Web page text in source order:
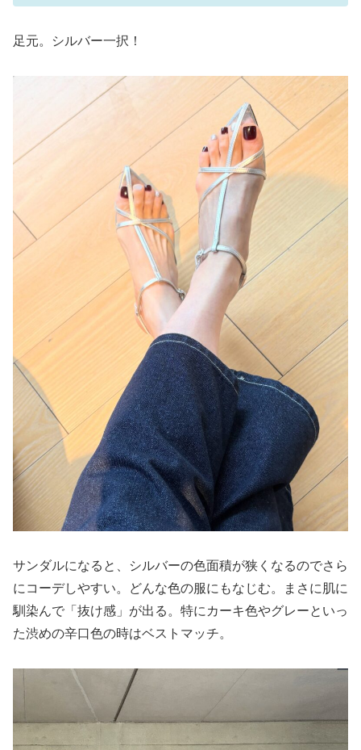
足元。シルバー一択！
サンダルになると、シルバーの色面積が狭くなるのでさら
にコーデしやすい。どんな色の服にもなじむ。まさに肌に
馴染んで「抜け感」が出る。特にカーキ色やグレーといっ
た渋めの辛口色の時はベストマッチ。